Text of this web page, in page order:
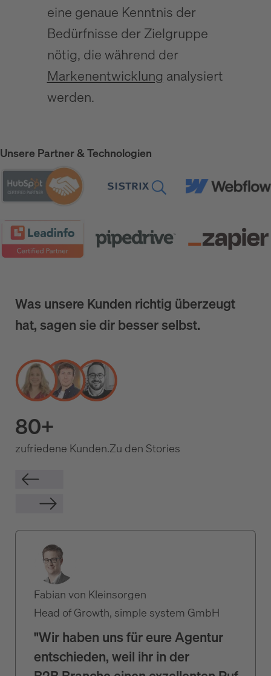
eine genaue Kenntnis der
Bedürfnisse der Zielgruppe
nötig, die während der
Markenentwicklung analysiert
werden.
Unsere Partner & Technologien
Was unsere Kunden richtig überzeugt
hat, sagen sie dir besser selbst.
80+
zufriedene Kunden.Zu den Stories
Fabian von Kleinsorgen
Head of Growth, simple system GmbH
"Wir haben uns für eure Agentur
entschieden, weil ihr in der